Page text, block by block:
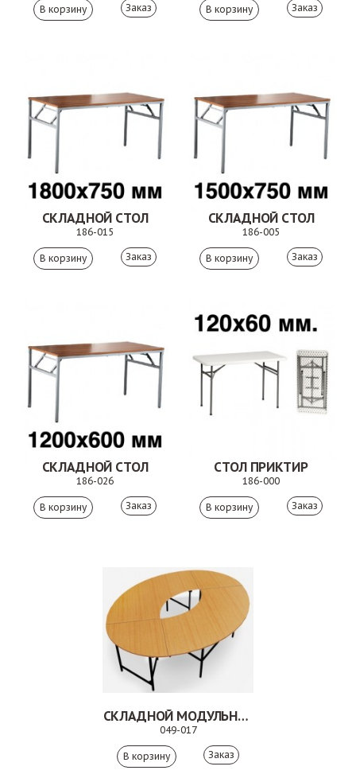
Заказ Заказ
СКЛАДНОЙ СТОЛ
186-015
Заказ
СКЛАДНОЙ СТОЛ
186-005
Заказ
СКЛАДНОЙ СТОЛ
186-026
Заказ
СТОЛ ПРИКТИР
186-000
Заказ
СКЛАДНОЙ МОДУЛЬНЫЙ СТОЛ. 049-017
049-017
Заказ